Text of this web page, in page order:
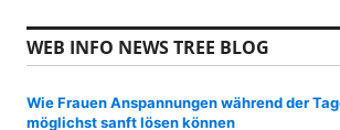
WEB INFO NEWS TREE BLOG
Wie Frauen Anspannungen während der
möglichst sanft lösen können